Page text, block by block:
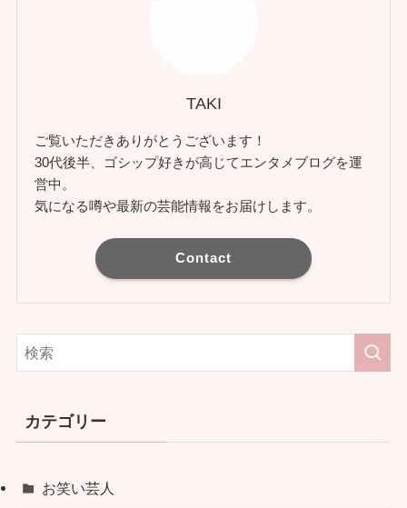
TAKI
ご覧いただきありがとうございます！
30代後半、ゴシップ好きが高じてエンタメブログを運
営中。
気になる噂や最新の芸能情報をお届けします。
Contact
カテゴリー
お笑い芸人